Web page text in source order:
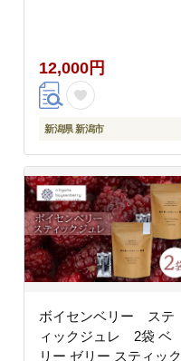
12,000円
新潟県 新潟市
ボイセンベリー ステ
ィックジュレ 2袋 ベ
リー ゼリー スティック